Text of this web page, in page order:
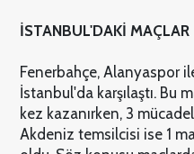
İSTANBUL'DAKİ MAÇLAR
Fenerbahçe, Alanyaspor
İstanbul'da karşılaştı. Bu
kez kazanırken, 3
Akdeniz temsilcisi ise 1